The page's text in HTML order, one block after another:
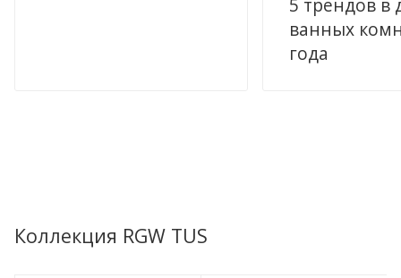
ванных
года
Коллекция RGW TUS